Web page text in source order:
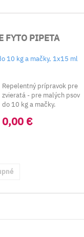
FYTO PIPETA
10 kg a mačky, 1x15 ml
Repelentný prípravok pre
zvieratá - pre malých psov
do 10 kg a mačky.
0,00 €